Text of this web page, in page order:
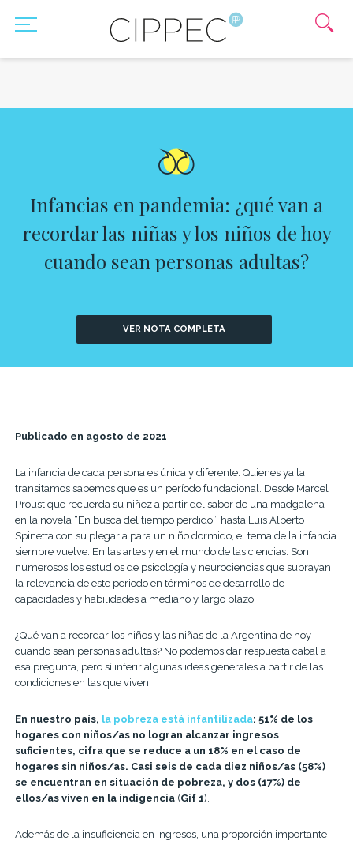
Infancias en pandemia: ¿qué van a
recordar las niñas y los niños de hoy
cuando sean personas adultas?
VER NOTA COMPLETA
Publicado en agosto de 2021
La infancia de cada persona es única y diferente. Quienes ya la
transitamos sabemos que es un período fundacional. Desde Marcel
Proust que recuerda su niñez a partir del sabor de una madgalena
en la novela “En busca del tiempo perdido”, hasta Luis Alberto
Spinetta con su plegaria para un niño dormido, el tema de la infancia
siempre vuelve. En las artes y en el mundo de las ciencias. Son
numerosos los estudios de psicología y neurociencias que subrayan
la relevancia de este periodo en términos de desarrollo de
capacidades y habilidades a mediano y largo plazo.
¿Qué van a recordar los niños y las niñas de la Argentina de hoy
cuando sean personas adultas? No podemos dar respuesta cabal a
esa pregunta, pero sí inferir algunas ideas generales a partir de las
condiciones en las que viven.
En nuestro país, la pobreza está infantilizada: 51% de los
hogares con niños/as no logran alcanzar ingresos
suficientes, cifra que se reduce a un 18% en el caso de
hogares sin niños/as. Casi seis de cada diez niños/as (58%)
se encuentran en situación de pobreza, y dos (17%) de
ellos/as viven en la indigencia(Gif 1).
Además de la insuficiencia en ingresos, una proporción importante